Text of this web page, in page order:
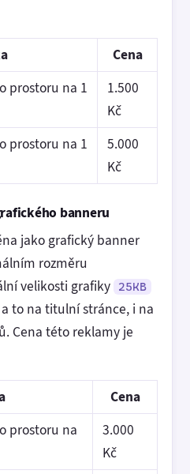
Cena
prostoru na 1
1.500
Kč
prostoru na 1
5.000
Kč
banneru
jako grafický banner
rozměru
velikosti grafiky 25KB
to na titulní stránce, i na
Cena této reklamy je
Cena
prostoru na
3.000
Kč